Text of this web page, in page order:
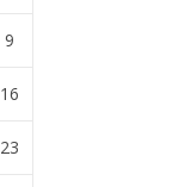
9
16
23